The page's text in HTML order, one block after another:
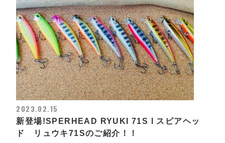
2023.02.15
新登場!SPERHEAD RYUKI 71S l スピアヘッ
ド リュウキ71Sのご紹介！！